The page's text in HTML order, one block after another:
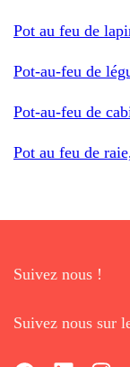
Pot au feu de
Pot-au-feu de
Pot-au-feu de
Pot au feu de
Suivez nous !
Suivez nous sur